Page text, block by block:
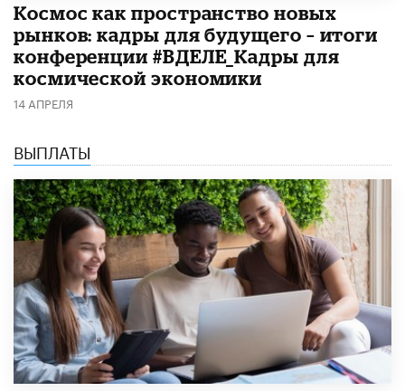
Космос как пространство новых
рынков: кадры для будущего – итоги
конференции #ВДЕЛЕ_Кадры для
космической экономики
14 АПРЕЛЯ
ВЫПЛАТЫ